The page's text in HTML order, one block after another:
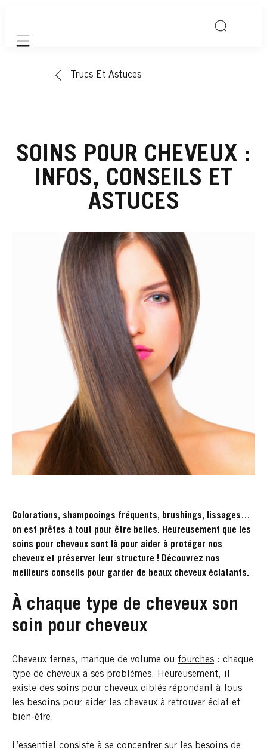
Mobile navigation
Trucs Et Astuces
SOINS POUR CHEVEUX :
INFOS, CONSEILS ET
ASTUCES
Colorations, shampooings fréquents, brushings, lissages…
on est prêtes à tout pour être belles. Heureusement que les
soins pour cheveux sont là pour aider à protéger nos
cheveux et préserver leur structure ! Découvrez nos
meilleurs conseils pour garder de beaux cheveux éclatants.
À chaque type de cheveux son
soin pour cheveux
Cheveux ternes, manque de volume ou fourches : chaque
type de cheveux a ses problèmes. Heureusement, il
existe des soins pour cheveux ciblés répondant à tous
les besoins pour aider les cheveux à retrouver éclat et
bien-être.
L’essentiel consiste à se concentrer sur les besoins de